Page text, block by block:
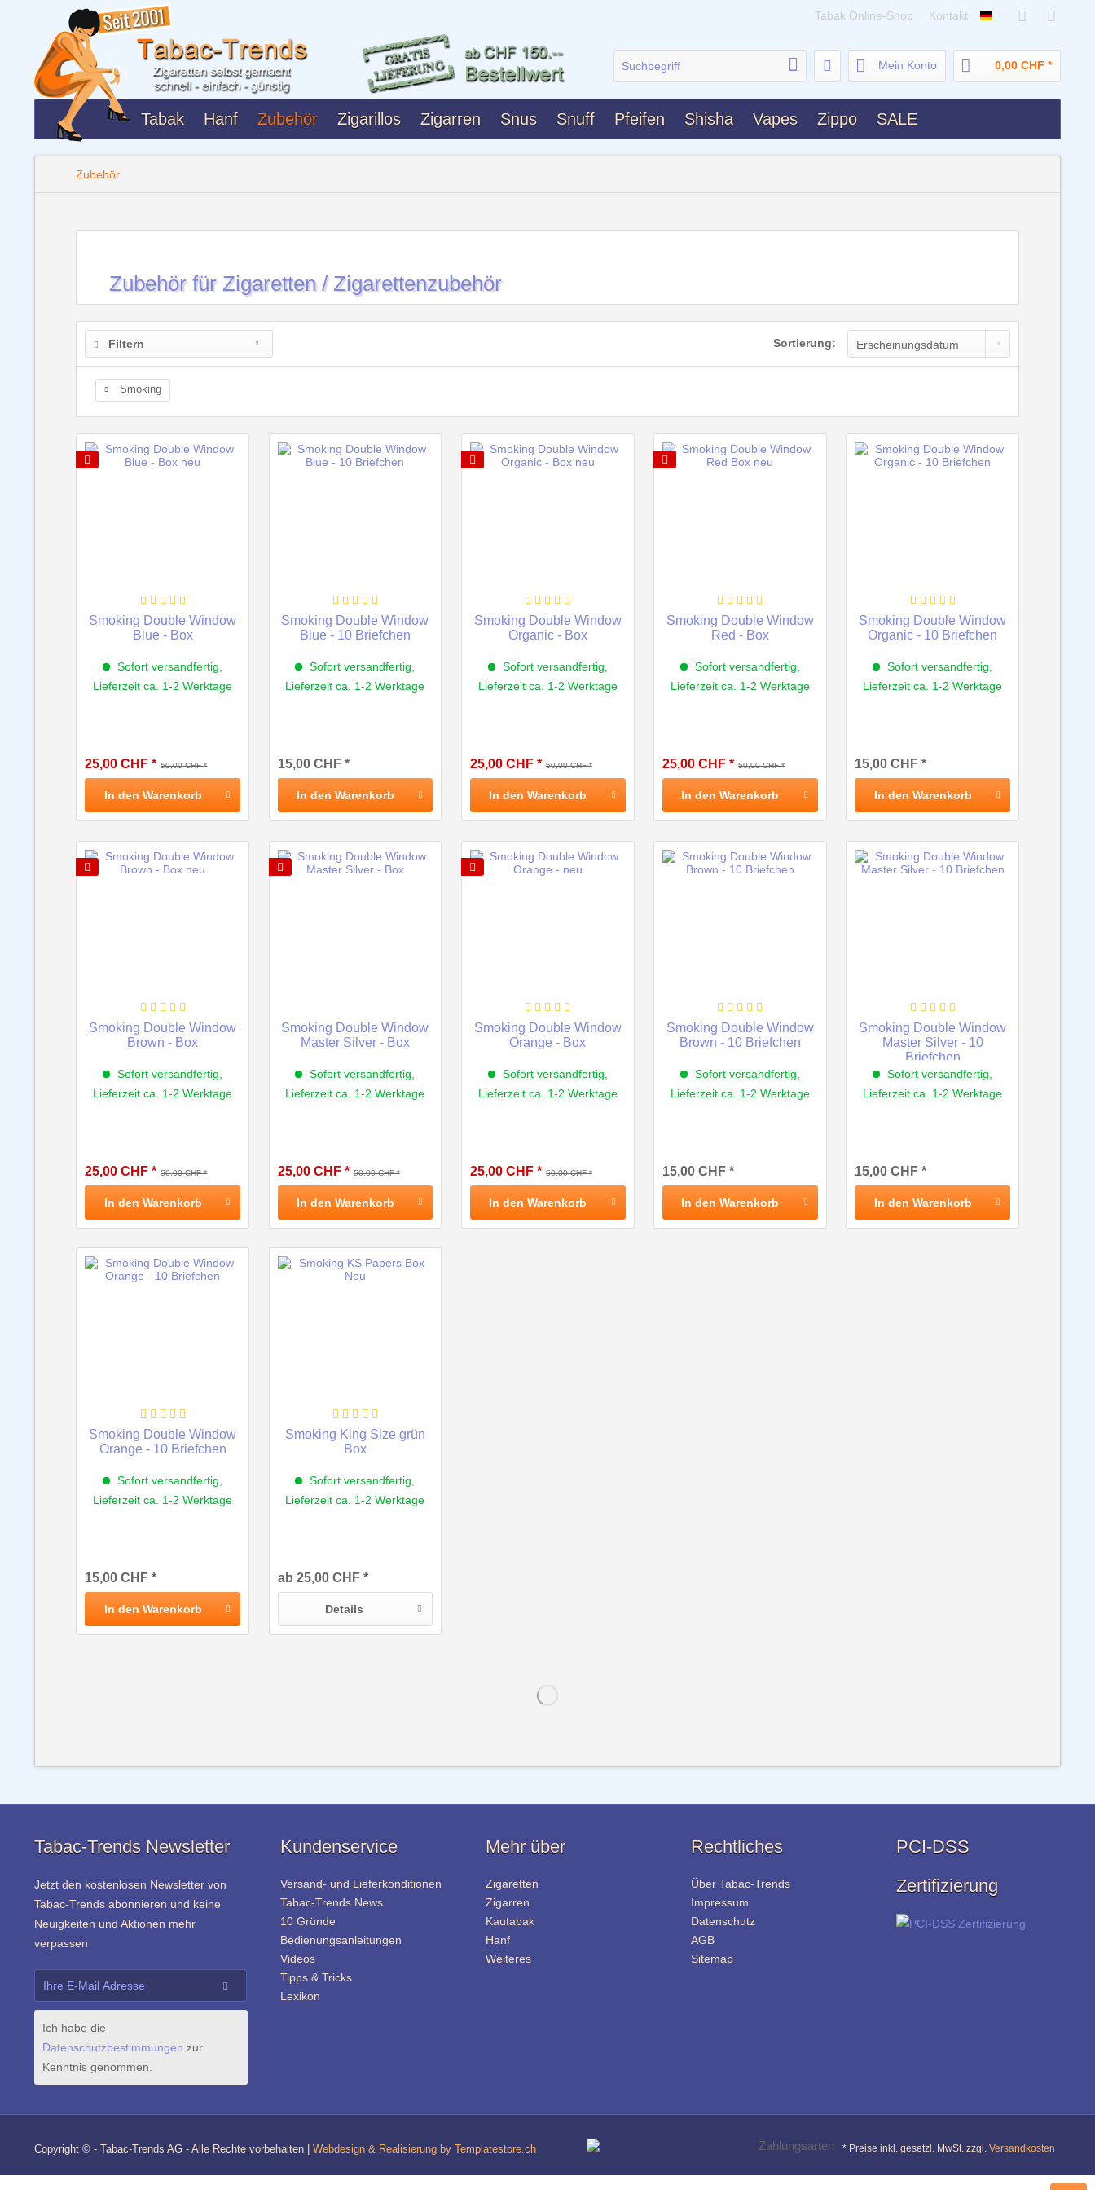
Tabak Online-Shop Kontakt Deutsch
Mein Konto 0,00 CHF *
Tabak Hanf Zubehör Zigarillos Zigarren Snus Snuff Pfeifen Shisha Vapes Zippo SALE
Zubehör
Zubehör für Zigaretten / Zigarettenzubehör
Filtern Sortierung:
Smoking
Smoking Double Window
Blue - Box
Sofort versandfertig,
Lieferzeit ca. 1-2 Werktage
50,00 CHF *
25,00 CHF *
In den Warenkorb
Smoking Double Window
Blue - 10 Briefchen
Sofort versandfertig,
Lieferzeit ca. 1-2 Werktage
15,00 CHF *
In den Warenkorb
Smoking Double Window
Organic - Box
Sofort versandfertig,
Lieferzeit ca. 1-2 Werktage
50,00 CHF *
25,00 CHF *
In den Warenkorb
Smoking Double Window
Red - Box
Sofort versandfertig,
Lieferzeit ca. 1-2 Werktage
50,00 CHF *
25,00 CHF *
In den Warenkorb
Smoking Double Window
Organic - 10 Briefchen
Sofort versandfertig,
Lieferzeit ca. 1-2 Werktage
15,00 CHF *
In den Warenkorb
Smoking Double Window
Brown - Box
Sofort versandfertig,
Lieferzeit ca. 1-2 Werktage
50,00 CHF *
25,00 CHF *
In den Warenkorb
Smoking Double Window
Master Silver - Box
Sofort versandfertig,
Lieferzeit ca. 1-2 Werktage
50,00 CHF *
25,00 CHF *
In den Warenkorb
Smoking Double Window
Orange - Box
Sofort versandfertig,
Lieferzeit ca. 1-2 Werktage
50,00 CHF *
25,00 CHF *
In den Warenkorb
Smoking Double Window
Brown - 10 Briefchen
Sofort versandfertig,
Lieferzeit ca. 1-2 Werktage
15,00 CHF *
In den Warenkorb
Smoking Double Window
Master Silver - 10
Briefchen
Sofort versandfertig,
Lieferzeit ca. 1-2 Werktage
15,00 CHF *
In den Warenkorb
Smoking Double Window
Orange - 10 Briefchen
Sofort versandfertig,
Lieferzeit ca. 1-2 Werktage
15,00 CHF *
In den Warenkorb
Smoking King Size grün
Box
Sofort versandfertig,
Lieferzeit ca. 1-2 Werktage
ab 25,00 CHF *
Details
Tabac-Trends Newsletter
Jetzt den kostenlosen Newsletter von
Tabac-Trends abonnieren und keine
Neuigkeiten und Aktionen mehr
verpassen
Ich habe die
Datenschutzbestimmungen zur
Kenntnis genommen.
Kundenservice
Versand- und Lieferkonditionen
Tabac-Trends News
10 Gründe
Bedienungsanleitungen
Videos
Tipps & Tricks
Lexikon
Mehr über
Zigaretten
Zigarren
Kautabak
Hanf
Weiteres
Rechtliches
Über Tabac-Trends
Impressum
Datenschutz
AGB
Sitemap
PCI-DSS
Zertifizierung
* Preise inkl. gesetzl. MwSt. zzgl. Versandkosten
Copyright © - Tabac-Trends AG - Alle Rechte vorbehalten | Webdesign & Realisierung by Templatestore.ch